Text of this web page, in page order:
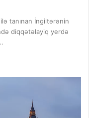
tanınan İngiltərənin
diqqətəlayiq yerdə